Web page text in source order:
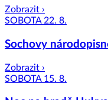
Zobrazit ›
SOBOTA 22. 8.
Sochovy
Zobrazit ›
SOBOTA 15. 8.